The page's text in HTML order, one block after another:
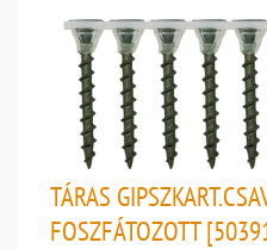
TÁRAS
FOSZFÁTOZOTT